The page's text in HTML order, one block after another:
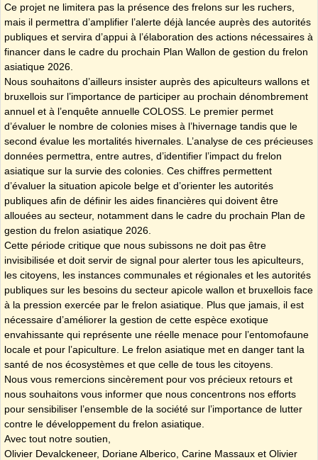
Ce projet ne limitera pas la présence des frelons sur les ruchers,
mais il permettra d’amplifier l’alerte déjà lancée auprès des autorités
publiques et servira d’appui à l’élaboration des actions nécessaires à
financer dans le cadre du prochain Plan Wallon de gestion du frelon
asiatique 2026.
Nous souhaitons d’ailleurs insister auprès des apiculteurs wallons et
bruxellois sur l’importance de participer au prochain dénombrement
annuel et à l’enquête annuelle COLOSS. Le premier permet
d’évaluer le nombre de colonies mises à l’hivernage tandis que le
second évalue les mortalités hivernales. L’analyse de ces précieuses
données permettra, entre autres, d’identifier l’impact du frelon
asiatique sur la survie des colonies. Ces chiffres permettent
d’évaluer la situation apicole belge et d’orienter les autorités
publiques afin de définir les aides financières qui doivent être
allouées au secteur, notamment dans le cadre du prochain Plan de
gestion du frelon asiatique 2026.
Cette période critique que nous subissons ne doit pas être
invisibilisée et doit servir de signal pour alerter tous les apiculteurs,
les citoyens, les instances communales et régionales et les autorités
publiques sur les besoins du secteur apicole wallon et bruxellois face
à la pression exercée par le frelon asiatique. Plus que jamais, il est
nécessaire d’améliorer la gestion de cette espèce exotique
envahissante qui représente une réelle menace pour l’entomofaune
locale et pour l’apiculture. Le frelon asiatique met en danger tant la
santé de nos écosystèmes et que celle de tous les citoyens.
Nous vous remercions sincèrement pour vos précieux retours et
nous souhaitons vous informer que nous concentrons nos efforts
pour sensibiliser l’ensemble de la société sur l’importance de lutter
contre le développement du frelon asiatique.
Avec tout notre soutien,
Olivier Devalckeneer, Doriane Alberico, Carine Massaux et Olivier